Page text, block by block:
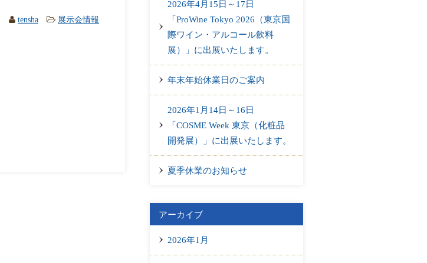
tensha 展示会情報
2026年4月15日～17日
「ProWine Tokyo 2026（東京国
際ワイン・アルコール飲料
展）」に出展いたします。
年末年始休業日のご案内
2026年1月14日～16日
「COSME Week 東京（化粧品
開発展）」に出展いたします。
夏季休業のお知らせ
アーカイブ
2026年1月